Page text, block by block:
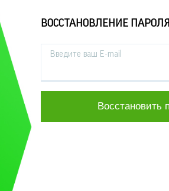
ВОССТАНОВЛЕНИЕ ПАРОЛЯ
Введите ваш E-mail